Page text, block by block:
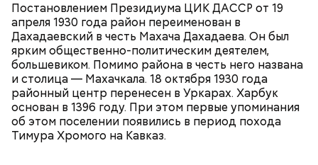
Постановлением Президиума ЦИК ДАССР от 19
апреля 1930 года район переименован в
Дахадаевский в честь Махача Дахадаева. Он был
ярким общественно-политическим деятелем,
большевиком. Помимо района в честь него названа
и столица — Махачкала. 18 октября 1930 года
районный центр перенесен в Уркарах. Харбук
основан в 1396 году. При этом первые упоминания
об этом поселении появились в период похода
Тимура Хромого на Кавказ.
Ингредиенты:
детям.